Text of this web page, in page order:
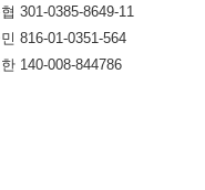
301-0385-8649-11
816-01-0351-564
140-008-844786